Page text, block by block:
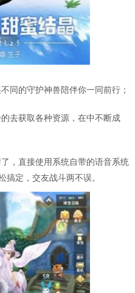
同的守护神兽陪伴你一同前行；
去获取各种资源，在中不断成
，直接使用系统自带的语音系统
搞定，交友战斗两不误。